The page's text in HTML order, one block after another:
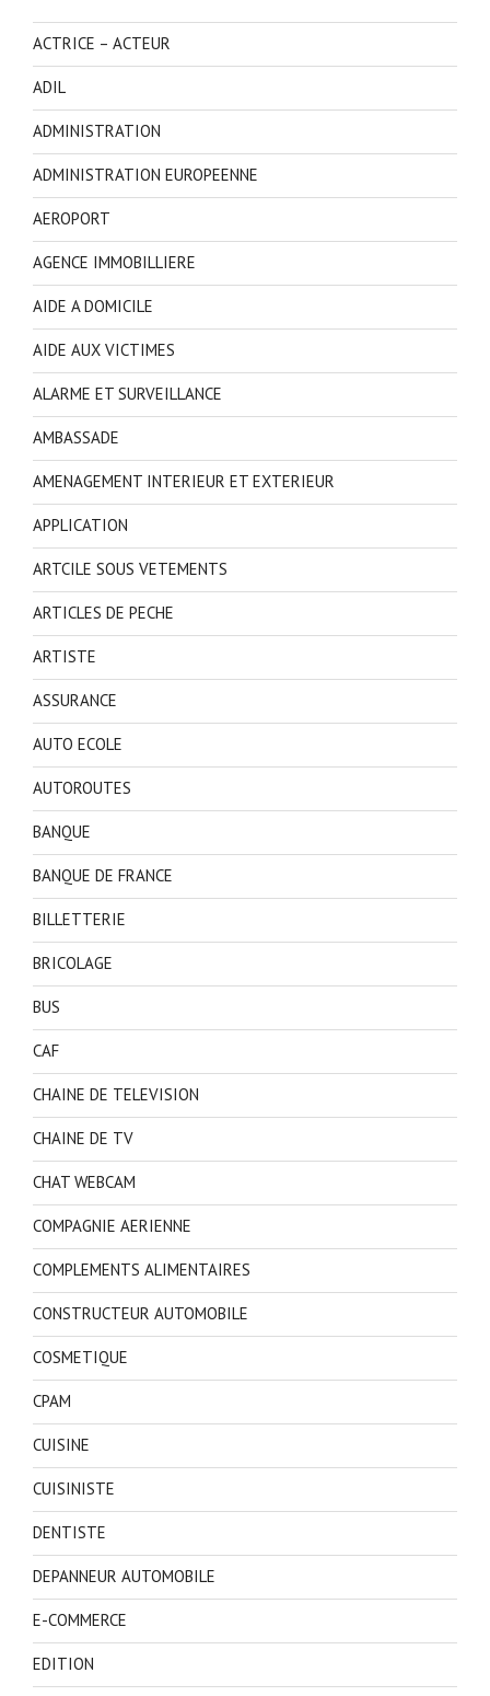
ACTRICE – ACTEUR
ADIL
ADMINISTRATION
ADMINISTRATION EUROPEENNE
AEROPORT
AGENCE IMMOBILLIERE
AIDE A DOMICILE
AIDE AUX VICTIMES
ALARME ET SURVEILLANCE
AMBASSADE
AMENAGEMENT INTERIEUR ET EXTERIEUR
APPLICATION
ARTCILE SOUS VETEMENTS
ARTICLES DE PECHE
ARTISTE
ASSURANCE
AUTO ECOLE
AUTOROUTES
BANQUE
BANQUE DE FRANCE
BILLETTERIE
BRICOLAGE
BUS
CAF
CHAINE DE TELEVISION
CHAINE DE TV
CHAT WEBCAM
COMPAGNIE AERIENNE
COMPLEMENTS ALIMENTAIRES
CONSTRUCTEUR AUTOMOBILE
COSMETIQUE
CPAM
CUISINE
CUISINISTE
DENTISTE
DEPANNEUR AUTOMOBILE
E-COMMERCE
EDITION